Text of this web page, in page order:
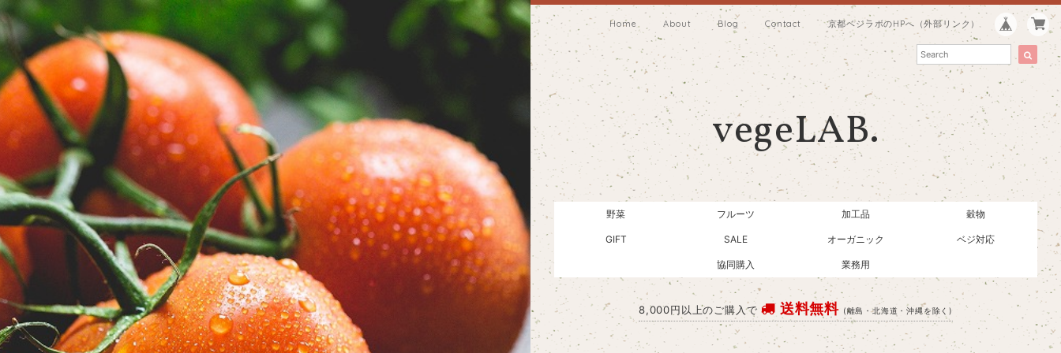
Home About Blog Contact 京都ベジラボのHPへ（外部リンク）
vegeLAB.
野菜 フルーツ 加工品 穀物
GIFT SALE オーガニック ベジ対応
協同購入 業務用
8,000円以上のご購入で 送料無料 (離島・北海道・沖縄を除く)